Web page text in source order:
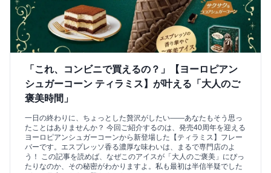
「これ、コンビニで買えるの？」【ヨーロピアン
シュガーコーン ティラミス】が叶える「大人のご
褒美時間」
一日の終わりに、ちょっとした贅沢がしたい――あなたもそう思っ
たことはありませんか？ 今回ご紹介するのは、発売40周年を迎える
ヨーロピアンシュガーコーンから新登場した【ティラミス】フレー
バーです。エスプレッソ香る濃厚な味わいは、まるで専門店のよ
う！ この記事を読めば、なぜこのアイスが「大人のご褒美」にぴっ
たりなのか、その秘密がわかりますよ。私も最初は半信半疑でした